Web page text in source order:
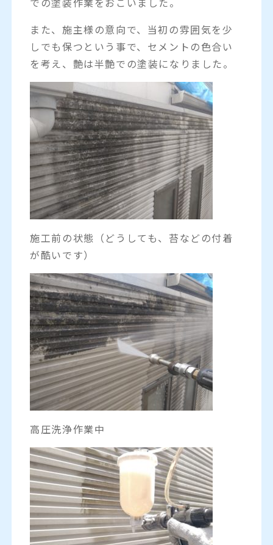
また、施主様の意向で、当初の雰囲気を少
しでも保つという事で、セメントの色合い
を考え、艶は半艶での塗装になりました。
施工前の状態（どうしても、苔などの付着
が酷いです）
高圧洗浄作業中